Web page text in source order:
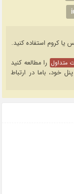
متداول را مطالعه کنید
خود، باما در ارتباط